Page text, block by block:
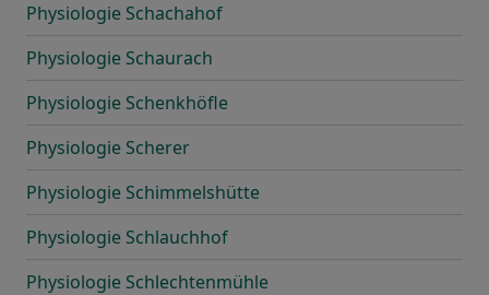
Physiologie Schachahof
Physiologie Schaurach
Physiologie Schenkhöfle
Physiologie Scherer
Physiologie Schimmelshütte
Physiologie Schlauchhof
Physiologie Schlechtenmühle